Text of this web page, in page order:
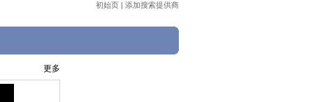
初始页 | 添加搜索提供商
更多